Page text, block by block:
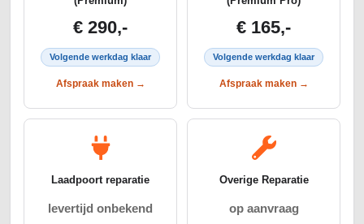
€ 290,-
Volgende werkdag klaar
Afspraak maken →
€ 165,-
Volgende werkdag klaar
Afspraak maken →
Laadpoort reparatie
levertijd onbekend
Overige Reparatie
op aanvraag